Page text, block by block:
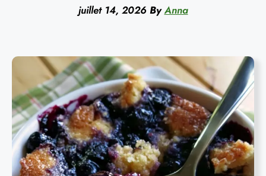
juillet 14, 2026 By Anna